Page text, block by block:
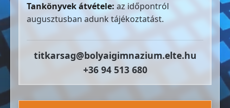
Tankönyvek átvétele: az időpontról
augusztusban adunk tájékoztatást.
titkarsag@bolyaigimnazium.elte.hu
+36 94 513 680